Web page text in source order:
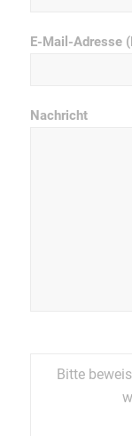
E-Mail-Adresse
Nachricht
Bitte